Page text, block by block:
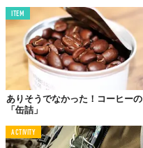
ITEM
ありそうでなかった！コーヒーの
「缶詰」
ACTIVITY